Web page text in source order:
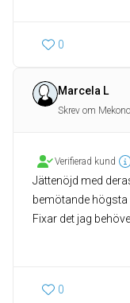
0
Marcela L
Skrev om
Verifierad kund
Jättenöjd med
bemötande högsta
Fixar det jag
0